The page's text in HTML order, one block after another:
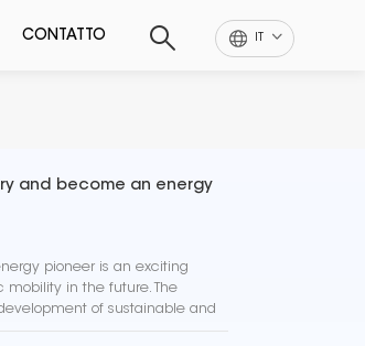
CONTATTO
and become an energy
pioneer is an exciting
in the future. The
of sustainable and